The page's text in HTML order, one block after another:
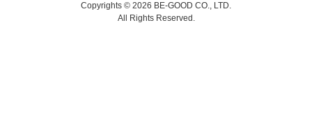
Copyrights © 2026 BE-GOOD CO., LTD.
All Rights Reserved.